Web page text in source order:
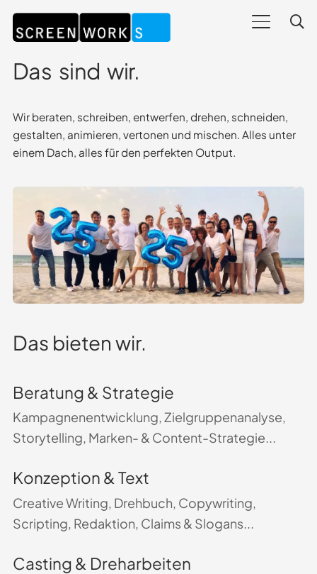
Das sind wir.
Wir beraten, schreiben, entwerfen, drehen, schneiden,
gestalten, animieren, vertonen und mischen. Alles unter
einem Dach, alles für den perfekten Output.
Das bieten wir.
Beratung & Strategie
Kampagnenentwicklung, Zielgruppenanalyse,
Storytelling, Marken- & Content-Strategie...
Konzeption & Text
Creative Writing, Drehbuch, Copywriting,
Scripting, Redaktion, Claims & Slogans...
Casting & Dreharbeiten